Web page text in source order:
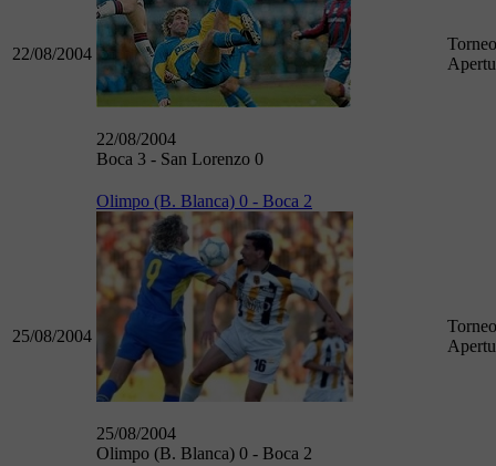
22/08/2004
22/08/2004
Boca 3 - San Lorenzo 0
Torneo
25/08/2004
Olimpo (B. Blanca) 0 - Boca 2
25/08/2004
Olimpo (B. Blanca) 0 - Boca 2
Torneo